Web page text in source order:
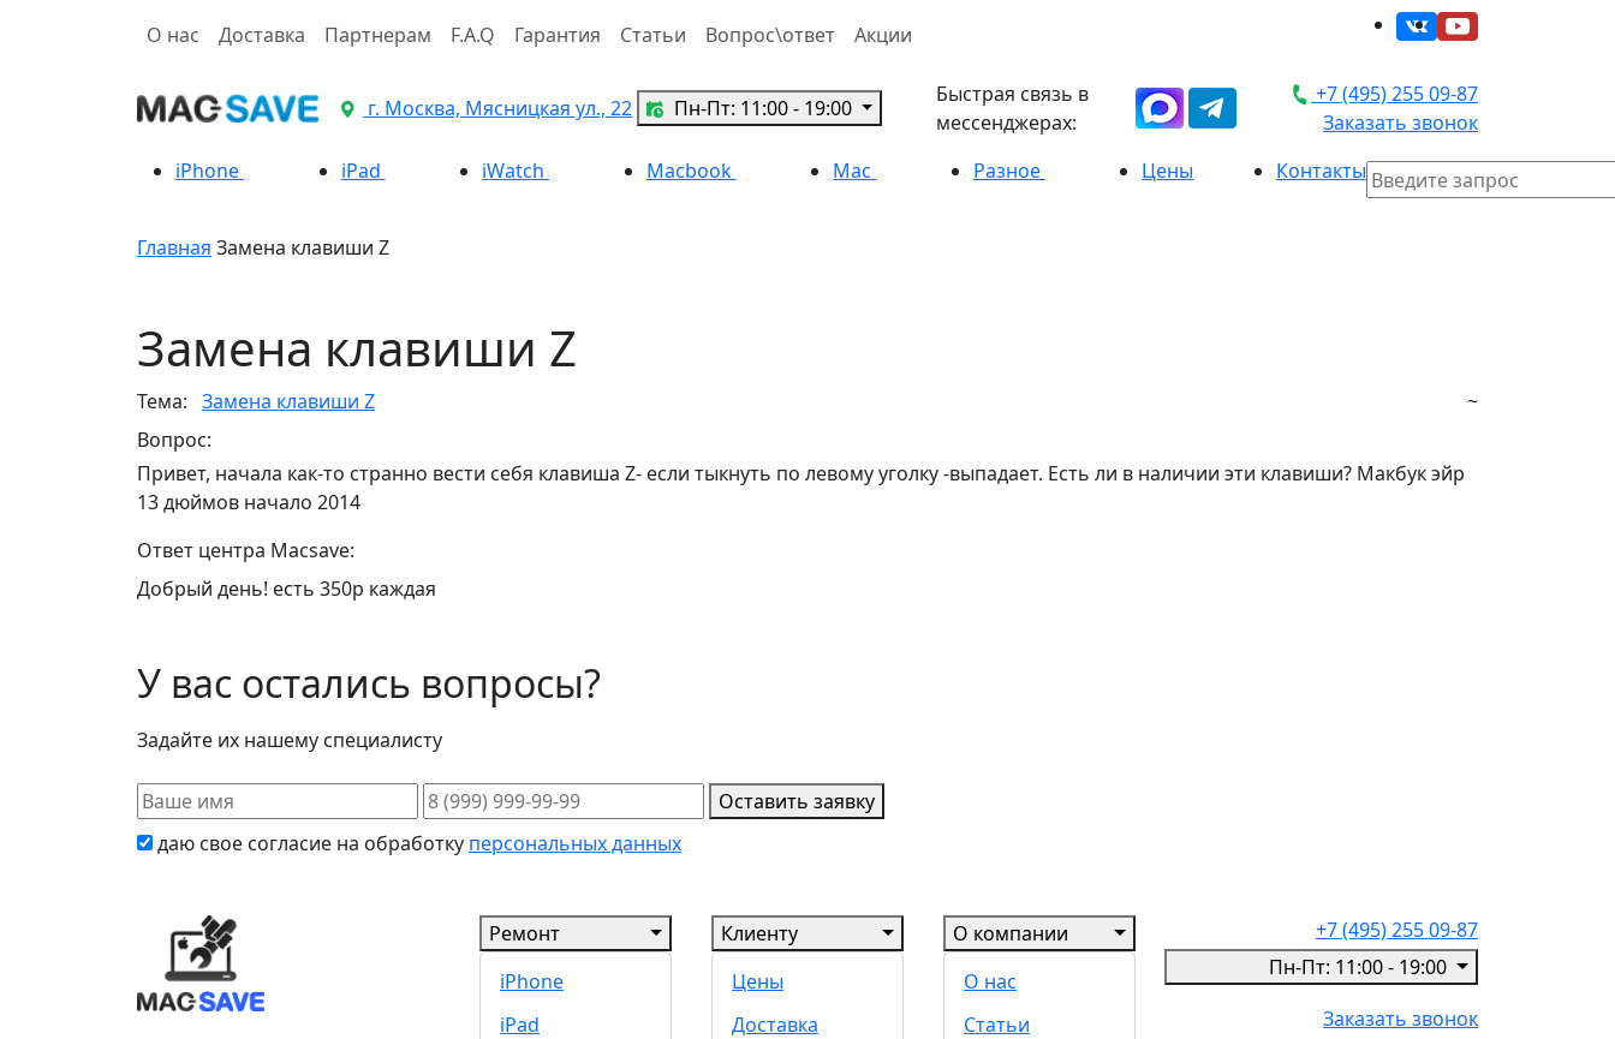
О нас Доставка Партнерам F.A.Q Гарантия Статьи Вопрос\ответ Акции
г. Москва, Мясницкая ул., 22 Пн-Пт: 11:00 - 19:00
Быстрая связь в
мессенджерах:
+7 (495) 255 09-87
Заказать звонок
iPhone
iPad iWatch Macbook Mac Разное Цены Контакты
Главная Замена клавиши Z
Замена клавиши Z
Тема: Замена клавиши Z
~
Вопрос:
Привет, начала как-то странно вести себя клавиша Z- если тыкнуть по левому уголку -выпадает. Есть ли в наличии эти клавиши? Макбук эйр
13 дюймов начало 2014
Ответ центра Macsave:
Добрый день! есть 350р каждая
У вас остались вопросы?
Задайте их нашему специалисту
Оставить заявку
даю свое согласие на обработку персональных данных
Ремонт
iPhone
iPad
Клиенту
Цены
Доставка
О компании
О нас
Статьи
+7 (495) 255 09-87
Пн-Пт: 11:00 - 19:00
Заказать звонок